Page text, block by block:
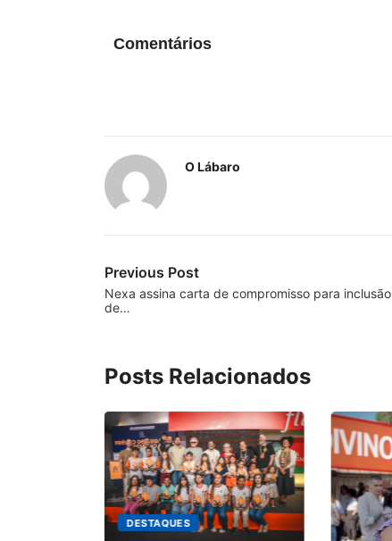
Comentários
O Lábaro
Previous Post
Nexa assina carta de compromisso para inclusão
de…
Posts Relacionados
DESTAQUES